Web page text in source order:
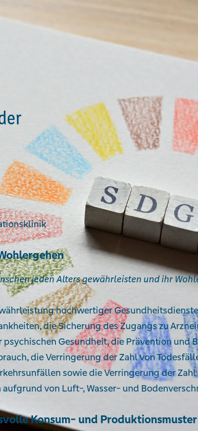
UN für eine nachhaltige Entwicklung. Die
und Diakonie Anknüpfungspunkte hat und
Sozialwirtschaft in Deutschland vergeben,
jeden Alters gewährleisten und ihr
hochwertiger
die Sicherung des Zugangs zu
Gesundheit, die Prävention und
die Verringerung der Zahl von
sowie die Verringerung der
von Luft-, Wasser- und
Konsum- und Produktionsmuster